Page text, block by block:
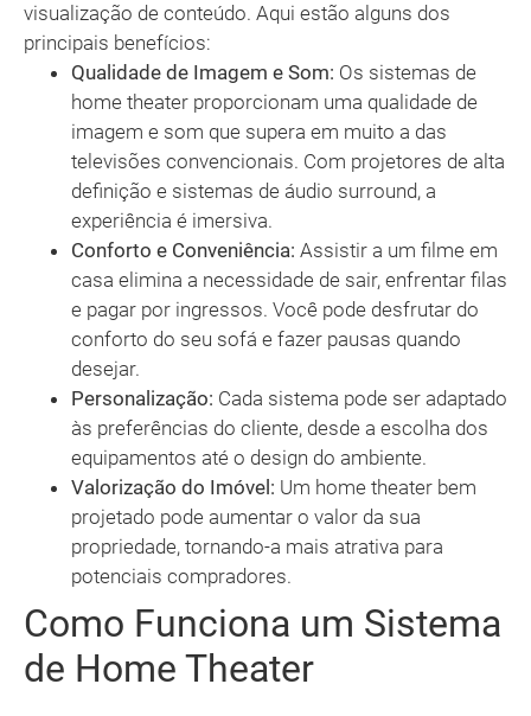
visualização de conteúdo. Aqui estão alguns dos
principais benefícios:
Qualidade de Imagem e Som: Os sistemas de
home theater proporcionam uma qualidade de
imagem e som que supera em muito a das
televisões convencionais. Com projetores de alta
definição e sistemas de áudio surround, a
experiência é imersiva.
Conforto e Conveniência: Assistir a um filme em
casa elimina a necessidade de sair, enfrentar filas
e pagar por ingressos. Você pode desfrutar do
conforto do seu sofá e fazer pausas quando
desejar.
Personalização: Cada sistema pode ser adaptado
às preferências do cliente, desde a escolha dos
equipamentos até o design do ambiente.
Valorização do Imóvel: Um home theater bem
projetado pode aumentar o valor da sua
propriedade, tornando-a mais atrativa para
potenciais compradores.
Como Funciona um Sistema
de Home Theater